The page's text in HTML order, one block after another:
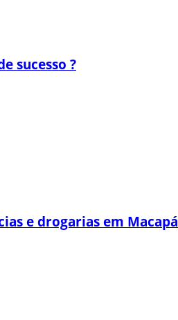
sucesso ?
e drogarias em Macapá